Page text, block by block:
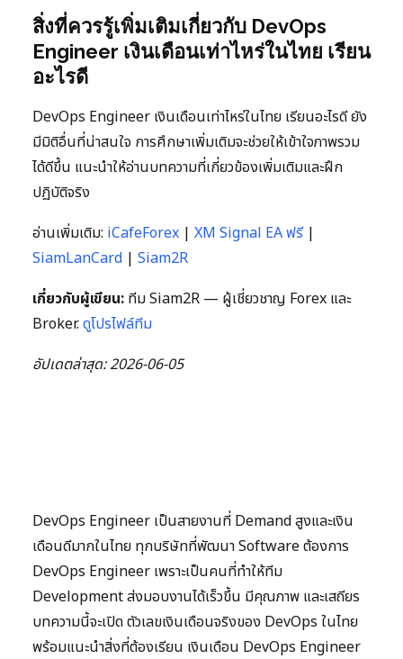
สิ่งที่ควรรู้เพิ่มเติมเกี่ยวกับ DevOps
Engineer เงินเดือนเท่าไหร่ในไทย เรียน
อะไรดี
DevOps Engineer เงินเดือนเท่าไหร่ในไทย เรียนอะไรดี ยัง
มีมิติอื่นที่น่าสนใจ การศึกษาเพิ่มเติมจะช่วยให้เข้าใจภาพรวม
ได้ดีขึ้น แนะนำให้อ่านบทความที่เกี่ยวข้องเพิ่มเติมและฝึก
ปฏิบัติจริง
อ่านเพิ่มเติม: iCafeForex | XM Signal EA ฟรี|
SiamLanCard | Siam2R
เกี่ยวกับผู้เขียน: ทีม Siam2R — ผู้เชี่ยวชาญ Forex และ
Broker.ดูโปรไฟล์ทีม
อัปเดตล่าสุด: 2026-06-05
DevOps Engineer เป็นสายงานที่ Demand สูงและเงิน
เดือนดีมากในไทย ทุกบริษัทที่พัฒนา Software ต้องการ
DevOps Engineer เพราะเป็นคนที่ทำให้ทีม
Development ส่งมอบงานได้เร็วขึ้น มีคุณภาพ และเสถียร
บทความนี้จะเปิด ตัวเลขเงินเดือนจริงของ DevOps ในไทย
พร้อมแนะนำสิ่งที่ต้องเรียน เงินเดือน DevOps Engineer